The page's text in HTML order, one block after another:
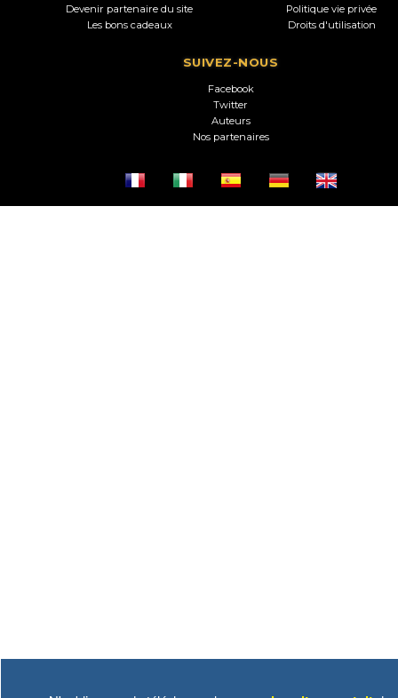
Devenir partenaire du site
Les bons cadeaux
Politique vie privée
Droits d'utilisation
SUIVEZ-NOUS
Facebook
Twitter
Auteurs
Nos partenaires